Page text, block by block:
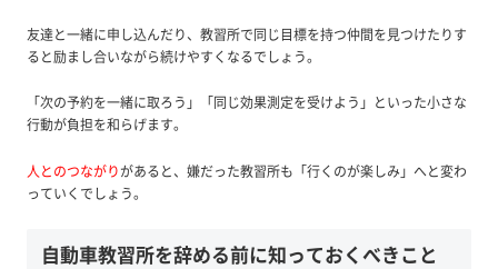
友達と一緒に申し込んだり、教習所で同じ目標を持つ仲間を見つけたりす
ると励まし合いながら続けやすくなるでしょう。
「次の予約を一緒に取ろう」「同じ効果測定を受けよう」といった小さな
行動が負担を和らげます。
人とのつながりがあると、嫌だった教習所も「行くのが楽しみ」へと変わ
っていくでしょう。
自動車教習所を辞める前に知っておくべきこと